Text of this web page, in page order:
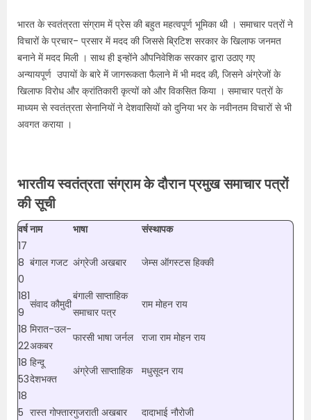
भारत के स्वतंत्रता संग्राम में प्रेस की बहुत महत्वपूर्ण भूमिका थी । समाचार पत्रों ने
विचारों के प्रचार- प्रसार में मदद की जिससे ब्रिटिश सरकार के खिलाफ जनमत
बनाने में मदद मिली । साथ ही इन्होंने औपनिवेशिक सरकार द्वारा उठाए गए
अन्यायपूर्ण उपायों के बारे में जागरूकता फैलाने में भी मदद की, जिसने अंग्रेजों के
खिलाफ विरोध और क्रांतिकारी कृत्यों को और विकसित किया । समाचार पत्रों के
माध्यम से स्वतंत्रता सेनानियों ने देशवासियों को दुनिया भर के नवीनतम विचारों से भी
अवगत कराया ।
भारतीय स्वतंत्रता संग्राम के दौरान प्रमुख समाचार पत्रों
की सूची
वर्षनाम भाषा
संस्थापक
17
8
0
बंगाल गजट अंग्रेजी अखबार जेम्स ऑगस्टस हिक्की
181
9
संवाद कौमुदी
बंगाली साप्ताहिक
समाचार पत्र
राम मोहन राय
18
22
मिरात-उल-
अकबर
फारसी भाषा जर्नल राजा राम मोहन राय
18
53
हिन्दू
देशभक्त
अंग्रेजी साप्ताहिक
मधुसूदन राय
18
5 रास्त गोफ्तारगुजराती अखबार दादाभाई नौरोजी